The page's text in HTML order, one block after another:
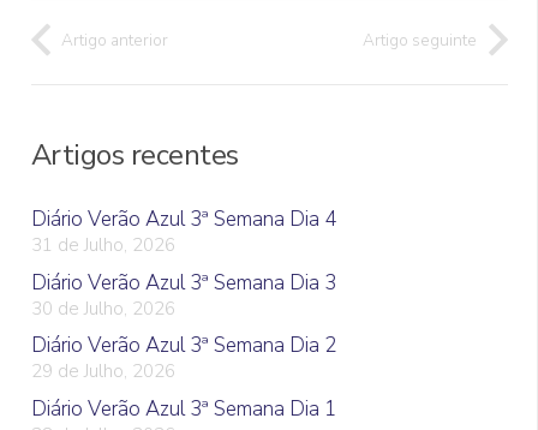
Artigo anterior Artigo seguinte
Artigos recentes
Diário Verão Azul 3ª Semana Dia 4
31 de Julho, 2026
Diário Verão Azul 3ª Semana Dia 3
30 de Julho, 2026
Diário Verão Azul 3ª Semana Dia 2
29 de Julho, 2026
Diário Verão Azul 3ª Semana Dia 1